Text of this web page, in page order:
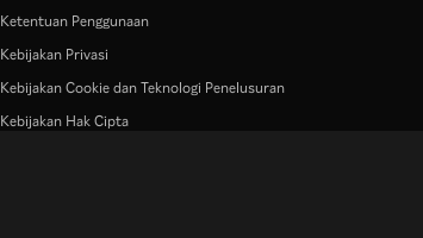
Ketentuan Penggunaan
Kebijakan Privasi
Kebijakan Cookie dan Teknologi Penelusuran
Kebijakan Hak Cipta